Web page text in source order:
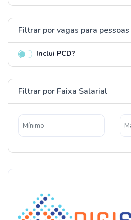
Filtrar por vagas para
Inclui PCD?
Filtrar por Faixa Salarial